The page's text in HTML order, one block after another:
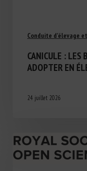
Conduite d'élevage
CANICULE : LES
ADOPTER EN
24 juillet 2026